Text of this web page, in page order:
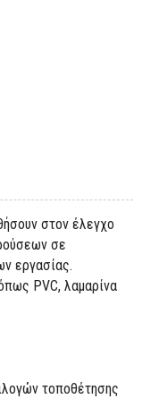
στον έλεγχο
σε
εργασίας.
PVC, λαμαρίνα
τοποθέτησης